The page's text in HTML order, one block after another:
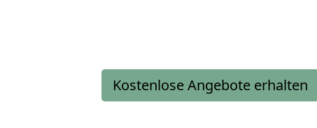
Kostenlose Angebote erhalten